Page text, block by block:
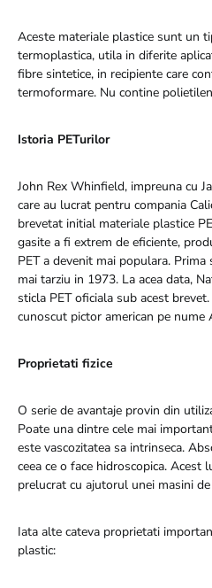
Aceste materiale plastice sunt un
termoplastica, utila in diferite
fibre sintetice, in recipiente care
termoformare. Nu contine
Istoria PETurilor
John Rex Whinfield, impreuna cu
care au lucrat pentru compania
brevetat initial materiale plastice
gasite a fi extrem de eficiente,
PET a devenit mai populara.
mai tarziu in 1973. La acea data,
sticla PET oficiala sub acest
cunoscut pictor american pe
Proprietati fizice
O serie de avantaje provin din
Poate una dintre cele mai
este vascozitatea sa intrinseca.
ceea ce o face hidroscopica.
prelucrat cu ajutorul unei masini
Iata alte cateva proprietati
plastic: